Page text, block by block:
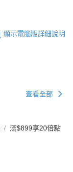
顯示電腦版詳細說明
查看全部
滿$899享20倍點